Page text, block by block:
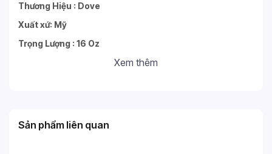
Thương Hiệu : Dove
Xuất xứ: Mỹ
Trọng Lượng : 16 Oz
Xem thêm
Sản phẩm liên quan